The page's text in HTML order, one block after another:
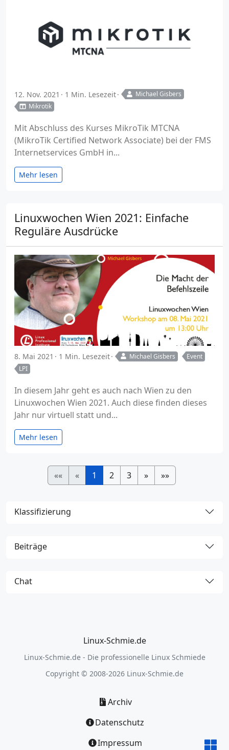
12. Nov. 2021 1 Min. Lesezeit
Michael Gisbers
Mikrotik
Mit Abschluss des Kurses MikroTik MTCNA
(MikroTik Certified Network Associate) bei der FMS
Internetservices GmbH in...
Mehr lesen
Linuxwochen Wien 2021: Einfache
Reguläre Ausdrücke
8. Mai 2021 1 Min. Lesezeit Michael Gisbers
Event
LPI
In diesem Jahr geht es auch nach Wien zu den
Linuxwochen Wien 2021. Auch diese finden dieses
Jahr nur virtuell statt und...
Mehr lesen
«« « 1 2 3 » »»
Klassifizierung
Beiträge
Chat
Linux-Schmie.de
Linux-Schmie.de - Die professionelle Linux Schmiede
Copyright © 2008-2026 Linux-Schmie.de
Archiv
Datenschutz
Impressum